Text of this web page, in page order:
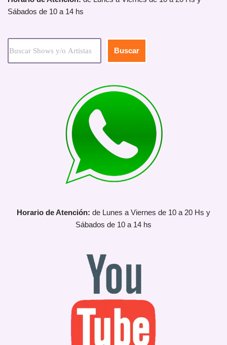
Sábados de 10 a 14 hs
Buscar
Horario de Atención: de Lunes a Viernes de 10 a 20 Hs y
Sábados de 10 a 14 hs